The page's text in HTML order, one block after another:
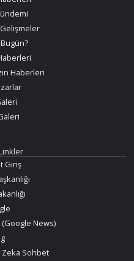
Haberleri
Giriş
News)
Zeka Sohbet